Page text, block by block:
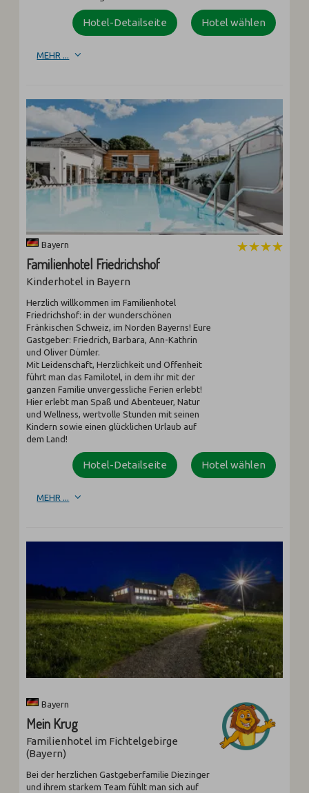
Hotel wählen
Hotel-Detailseite
MEHR ...
Bayern
Familienhotel Friedrichshof
Kinderhotel in Bayern
Herzlich willkommen im Familienhotel
Friedrichshof: in der wunderschönen
Fränkischen Schweiz, im Norden Bayerns! Eure
Gastgeber: Friedrich, Barbara, Ann-Kathrin
und Oliver Dümler.
Mit Leidenschaft, Herzlichkeit und Offenheit
führt man das Familotel, in dem ihr mit der
ganzen Familie unvergessliche Ferien erlebt!
Hier erlebt man Spaß und Abenteuer, Natur
und Wellness, wertvolle Stunden mit seinen
Kindern sowie einen glücklichen Urlaub auf
dem Land!
Hotel wählen
Hotel-Detailseite
MEHR ...
Bayern
Mein Krug
Familienhotel im Fichtelgebirge
(Bayern)
Bei der herzlichen Gastgeberfamilie Diezinger
und ihrem starkem Team fühlt man sich auf